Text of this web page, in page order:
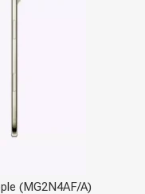
(MG2N4AF/A)